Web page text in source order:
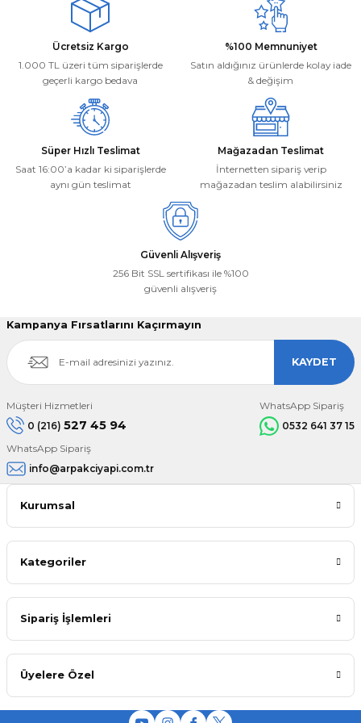
Ürün açıklamasında eksik bilgiler bulunuyor.
Ürün bilgilerinde hatalar bulunuyor.
Ürün fiyatı diğer sitelerden daha pahalı.
Bu ürüne benzer farklı alternatifler olmalı.
Deneyimini Paylaş
Ücretsiz Kargo
1.000 TL üzeri tüm siparişlerde
geçerli kargo bedava
%100 Memnuniyet
Satın aldığınız ürünlerde kolay iade
& değişim
Süper Hızlı Teslimat
Saat 16:00’a kadar ki siparişlerde
aynı gün teslimat
Mağazadan Teslimat
İnternetten sipariş verip
mağazadan teslim alabilirsiniz
Güvenli Alışveriş
256 Bit SSL sertifikası ile %100
güvenli alışveriş
Kampanya Fırsatlarını Kaçırmayın
KAYDET
Müşteri Hizmetleri
0 (216) 527 45 94
WhatsApp Sipariş
0532 641 37 15
WhatsApp Sipariş
info@arpakciyapi.com.tr
Kurumsal
Kategoriler
Sipariş İşlemleri
Üyelere Özel